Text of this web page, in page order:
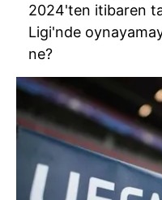
2024'ten itibaren
Ligi'nde
ne?